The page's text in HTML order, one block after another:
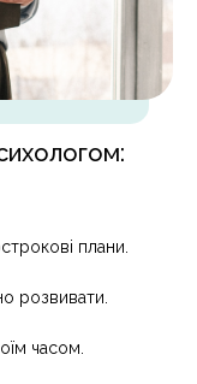
плани.
розвивати.
часом.